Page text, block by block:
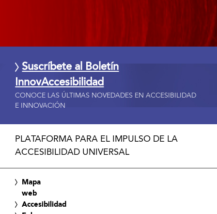
Suscríbete al Boletín
InnovAccesibilidad
CONOCE LAS ÚLTIMAS NOVEDADES EN ACCESIBILIDAD
E INNOVACIÓN
PLATAFORMA PARA EL IMPULSO DE LA
ACCESIBILIDAD UNIVERSAL
Mapa
web
Accesibilidad